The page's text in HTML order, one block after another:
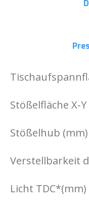
Stößelfläche X-
Stößelhub (mm)
Verstellbarkeit
Licht TDC*(mm)